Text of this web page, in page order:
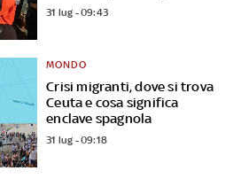
31 lug - 09:43
Crisi migranti, dove si trova
Ceuta e cosa significa
enclave spagnola
MONDO
31 lug - 09:18